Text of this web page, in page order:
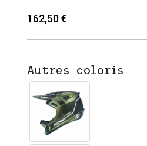
162,50 €
Autres coloris